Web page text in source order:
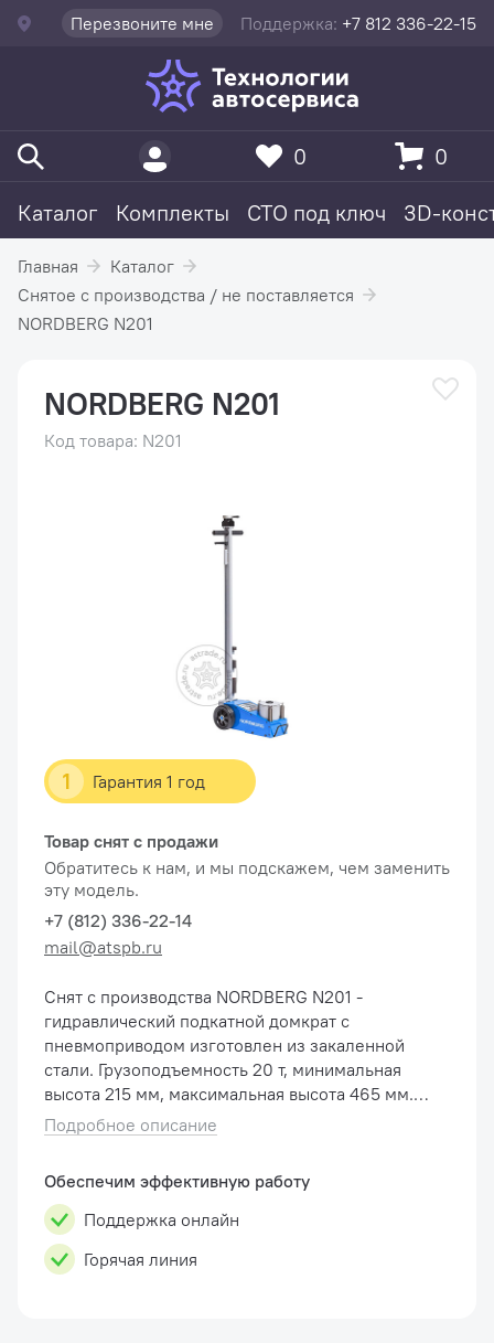
Перезвоните мне Поддержка: +7 812 336-22-15
Каталог Комплекты СТО под ключ 3D-
0 0
Главная
Каталог
Снятое с производства / не поставляется
NORDBERG N201
1 Гарантия 1 год
NORDBERG N201
Код товара: N201
Снят с производства NORDBERG N201 -
гидравлический подкатной домкрат с
пневмоприводом изготовлен из закаленной
стали. Грузоподъемность 20 т, минимальная
высота 215 мм, максимальная высота 465 мм.
Клапан автоматической регулировки скорости
спуска необходим для безопасного опуск�...
Подробное описание
Обеспечим эффективную работу
Поддержка онлайн
Горячая линия
Товар снят с продажи
Обратитесь к нам, и мы подскажем, чем заменить
эту модель.
+7 (812) 336-22-14
mail@atspb.ru